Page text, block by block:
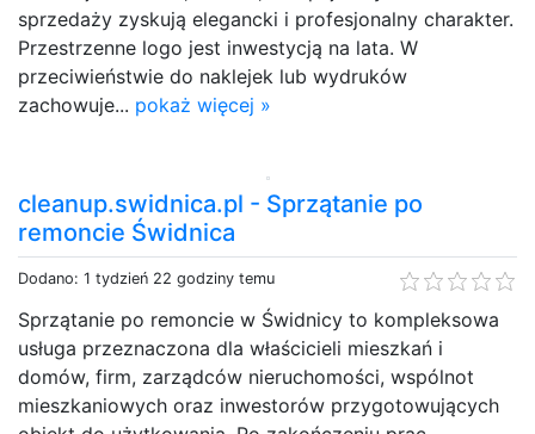
sprzedaży zyskują elegancki i profesjonalny charakter.
Przestrzenne logo jest inwestycją na lata. W
przeciwieństwie do naklejek lub wydruków
zachowuje... pokaż więcej »
cleanup.swidnica.pl - Sprzątanie po
remoncie Świdnica
Dodano: 1 tydzień 22 godziny temu
Sprzątanie po remoncie w Świdnicy to kompleksowa
usługa przeznaczona dla właścicieli mieszkań i
domów, firm, zarządców nieruchomości, wspólnot
mieszkaniowych oraz inwestorów przygotowujących